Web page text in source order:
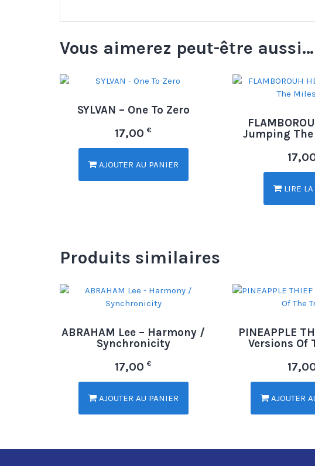
Vous aimerez peut-être aussi…
SYLVAN – One To Zero
17,00€
AJOUTER AU PANIER
Jumping
LIRE LA
Produits similaires
ABRAHAM Lee – Harmony /
Synchronicity
17,00€
AJOUTER AU PANIER
PINEAPPLE
Versions Of
AJOUTER